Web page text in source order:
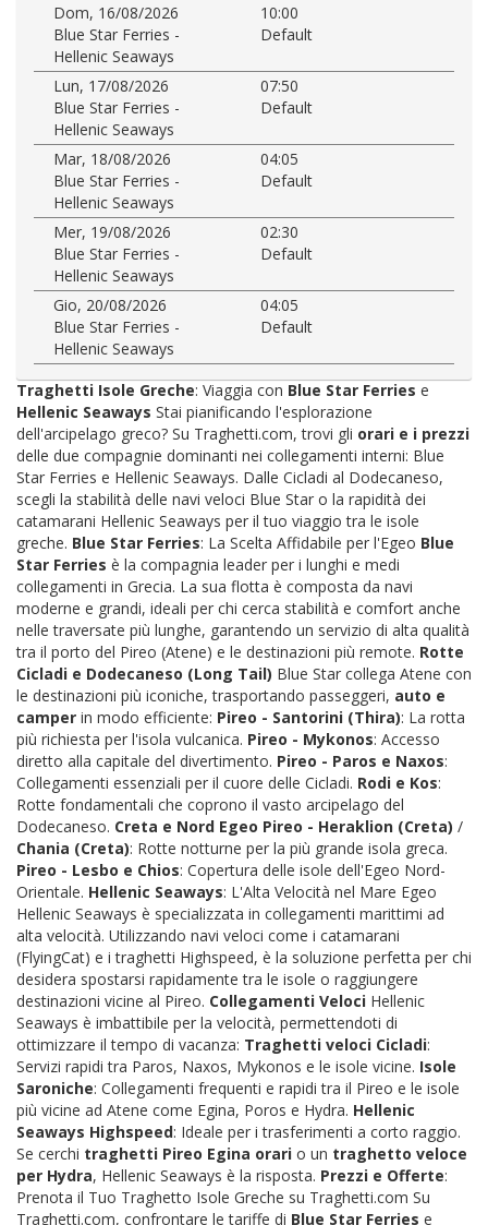
Dom, 16/08/2026
10:00
Blue Star Ferries -
Hellenic Seaways
Default
Lun, 17/08/2026
07:50
Blue Star Ferries -
Hellenic Seaways
Default
Mar, 18/08/2026
04:05
Blue Star Ferries -
Hellenic Seaways
Default
Mer, 19/08/2026
02:30
Blue Star Ferries -
Hellenic Seaways
Default
Gio, 20/08/2026
04:05
Blue Star Ferries -
Hellenic Seaways
Default
Traghetti Isole Greche: Viaggia con Blue Star Ferries e
Hellenic Seaways Stai pianificando l'esplorazione
dell'arcipelago greco? Su Traghetti.com, trovi gli orari e i prezzi
delle due compagnie dominanti nei collegamenti interni: Blue
Star Ferries e Hellenic Seaways. Dalle Cicladi al Dodecaneso,
scegli la stabilità delle navi veloci Blue Star o la rapidità dei
catamarani Hellenic Seaways per il tuo viaggio tra le isole
greche. Blue Star Ferries: La Scelta Affidabile per l'Egeo Blue
Star Ferries è la compagnia leader per i lunghi e medi
collegamenti in Grecia. La sua flotta è composta da navi
moderne e grandi, ideali per chi cerca stabilità e comfort anche
nelle traversate più lunghe, garantendo un servizio di alta qualità
tra il porto del Pireo (Atene) e le destinazioni più remote. Rotte
Cicladi e Dodecaneso (Long Tail) Blue Star collega Atene con
le destinazioni più iconiche, trasportando passeggeri, auto e
camper in modo efficiente: Pireo - Santorini (Thira): La rotta
più richiesta per l'isola vulcanica. Pireo - Mykonos: Accesso
diretto alla capitale del divertimento. Pireo - Paros e Naxos:
Collegamenti essenziali per il cuore delle Cicladi. Rodi e Kos:
Rotte fondamentali che coprono il vasto arcipelago del
Dodecaneso. Creta e Nord Egeo Pireo - Heraklion (Creta) /
Chania (Creta): Rotte notturne per la più grande isola greca.
Pireo - Lesbo e Chios: Copertura delle isole dell'Egeo Nord-
Orientale. Hellenic Seaways: L'Alta Velocità nel Mare Egeo
Hellenic Seaways è specializzata in collegamenti marittimi ad
alta velocità. Utilizzando navi veloci come i catamarani
(FlyingCat) e i traghetti Highspeed, è la soluzione perfetta per chi
desidera spostarsi rapidamente tra le isole o raggiungere
destinazioni vicine al Pireo. Collegamenti Veloci Hellenic
Seaways è imbattibile per la velocità, permettendoti di
ottimizzare il tempo di vacanza: Traghetti veloci Cicladi:
Servizi rapidi tra Paros, Naxos, Mykonos e le isole vicine. Isole
Saroniche: Collegamenti frequenti e rapidi tra il Pireo e le isole
più vicine ad Atene come Egina, Poros e Hydra. Hellenic
Seaways Highspeed: Ideale per i trasferimenti a corto raggio.
Se cerchi traghetti Pireo Egina orari o un traghetto veloce
per Hydra, Hellenic Seaways è la risposta. Prezzi e Offerte:
Prenota il Tuo Traghetto Isole Greche su Traghetti.com Su
Traghetti.com, confrontare le tariffe di Blue Star Ferries e